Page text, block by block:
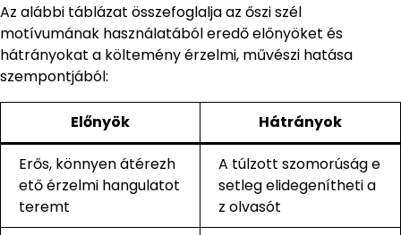
Az alábbi táblázat összefoglalja az őszi szél
motívumának használatából eredő előnyöket és
hátrányokat a költemény érzelmi, művészi hatása
szempontjából:
Előnyök Hátrányok
Erős, könnyen átérezh
ető érzelmi hangulatot
teremt
A túlzott szomorúság e
setleg elidegenítheti a
z olvasót